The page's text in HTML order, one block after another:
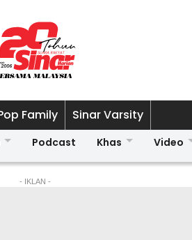
Family Sinar Varsity
Podcast Khas Video
- IKLAN -